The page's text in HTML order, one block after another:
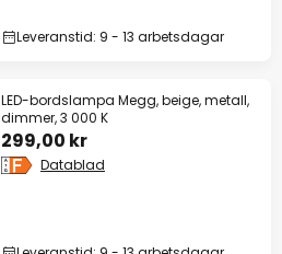
Leveranstid: 9 - 13 arbetsdagar
LED-bordslampa Megg, beige, metall,
dimmer, 3 000 K
299,00 kr
Datablad